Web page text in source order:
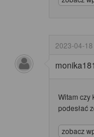
2023-04-18
Witam czy
podesłać
zobacz